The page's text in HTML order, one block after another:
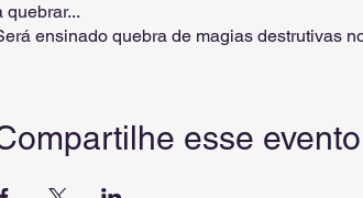
quebrar...
ensinado quebra de magias destrutivas
campo e pode muito bem tirar o poder
acumular karma nenhum...esse evento